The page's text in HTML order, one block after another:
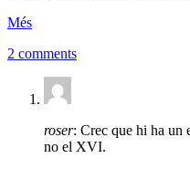
Més
2 comments
roser: Crec que hi ha un
no el XVI.